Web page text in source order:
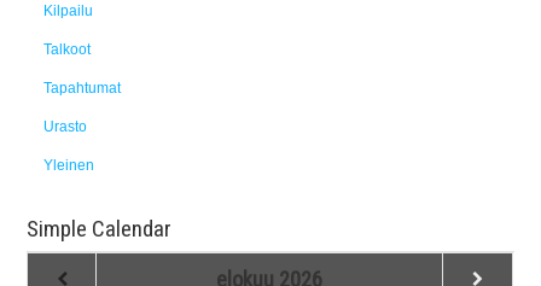
Kilpailu
Talkoot
Tapahtumat
Urasto
Yleinen
Simple Calendar
elokuu 2026